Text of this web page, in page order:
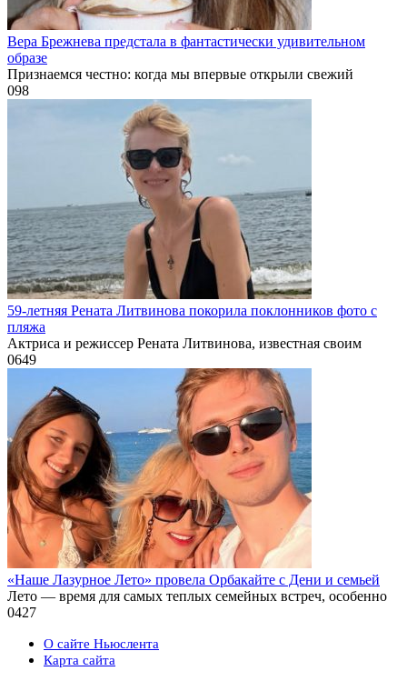
Вера Брежнева предстала в фантастически удивительном
образе
Признаемся честно: когда мы впервые открыли свежий
098
59-летняя Рената Литвинова покорила поклонников фото с
пляжа
Актриса и режиссер Рената Литвинова, известная своим
0649
«Наше Лазурное Лето» провела Орбакайте с Дени и семьей
Лето — время для самых теплых семейных встреч, особенно
0427
О сайте Ньюслента
Карта сайта